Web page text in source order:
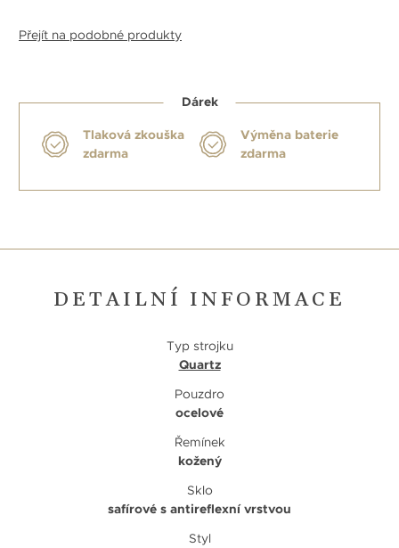
Přejít na podobné produkty
Dárek
Tlaková zkouška
zdarma
Výměna baterie
zdarma
DETAILNÍ INFORMACE
Typ strojku
Quartz
Pouzdro
ocelové
Řemínek
kožený
Sklo
safírové s antireflexní vrstvou
Styl